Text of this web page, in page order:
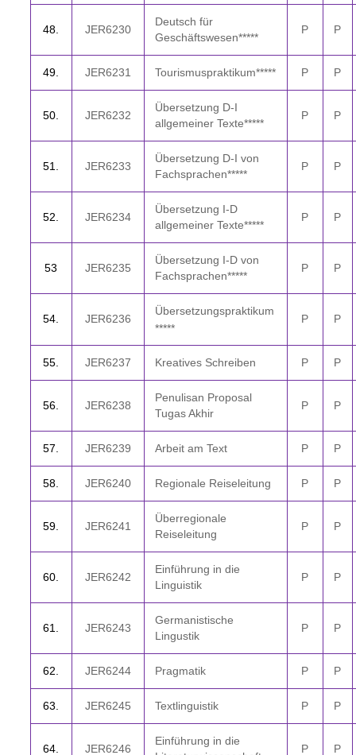
48. JER6230
Deutsch für
Geschäftswesen*****
P P
49. JER6231 Tourismuspraktikum***** P P
50. JER6232
Übersetzung D-I
allgemeiner Texte*****
P P
51. JER6233
Übersetzung D-I von
Fachsprachen*****
P P
52. JER6234
Übersetzung I-D
allgemeiner Texte*****
P P
53 JER6235
Übersetzung I-D von
Fachsprachen*****
P P
54. JER6236
Übersetzungspraktikum
*****
P P
55. JER6237 Kreatives Schreiben P P
56. JER6238
Penulisan Proposal
Tugas Akhir
P P
57. JER6239 Arbeit am Text P P
58. JER6240 Regionale Reiseleitung P P
59. JER6241
Überregionale
Reiseleitung
P P
60. JER6242
Einführung in die
Linguistik
P P
61. JER6243
Germanistische
Lingustik
P P
62. JER6244 Pragmatik P P
63. JER6245 Textlinguistik P P
64. JER6246
Einführung in die
P P